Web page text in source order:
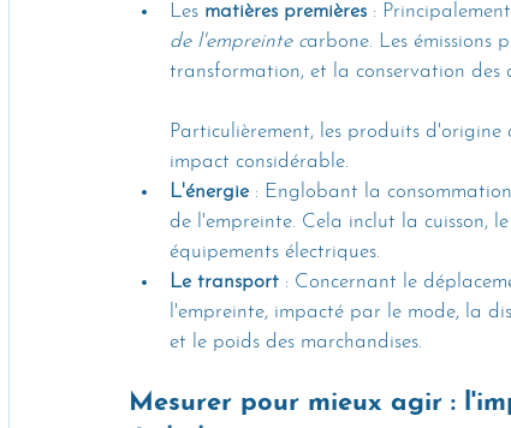
Les matières premières :
de l'empreinte carbone. Les
transformation, et la conservation des
Particulièrement, les produits
impact considérable.
L'énergie : Englobant la
de l'empreinte. Cela inclut la cuisson,
équipements électriques.
Le transport : Concernant le
l'empreinte, impacté par le mode, la
et le poids des marchandises.
Mesurer pour mieux agir :